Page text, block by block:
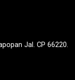
Jal. CP 66220.